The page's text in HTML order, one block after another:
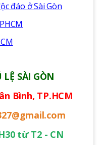
đáo ở Sài Gòn
SÀI GÒN
Bình, TP.HCM
từ T2 - CN